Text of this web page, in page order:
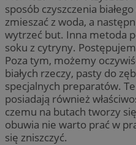
sposób czyszczenia
zmieszać z woda, a
wytrzeć but. Inna metoda
soku z cytryny.
Poza tym, możemy
białych rzeczy, pasty do
specjalnych preparatów.
posiadają również
czemu na butach tworzy
obuwia nie warto prać w
się zniszczyć.